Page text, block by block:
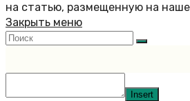
на статью, размещенную на
Закрыть меню
Insert